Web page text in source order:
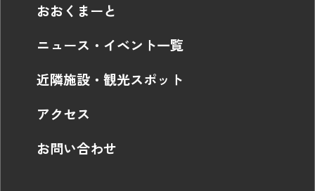
おおくまーと
ニュース・イベント一覧
近隣施設・観光スポット
アクセス
お問い合わせ